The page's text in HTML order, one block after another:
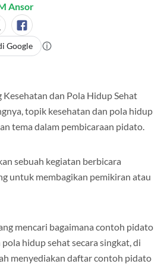
Ansor
Google
dan Pola Hidup Sehat
topik kesehatan dan pola hidup
tema dalam pembicaraan pidato.
sebuah kegiatan berbicara
untuk membagikan pemikiran atau
mencari bagaimana contoh pidato
hidup sehat secara singkat, di
menyediakan daftar contoh pidato